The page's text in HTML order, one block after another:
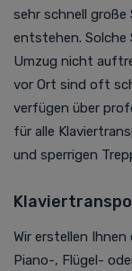
sehr schnell große
entstehen. Solche
Umzug nicht
vor Ort sind oft
verfügen über
für alle
und sperrigen
Wir erstellen
Piano-, Flügel-